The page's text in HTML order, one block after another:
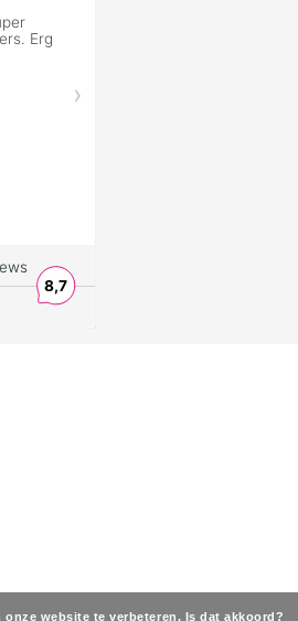
onze website te verbeteren. Is dat akkoord?